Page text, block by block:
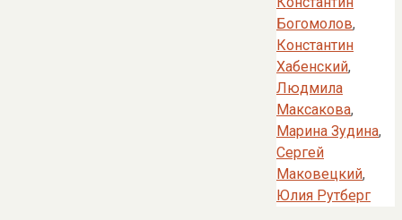
Богомолов,
Константин
Хабенский,
Людмила
Максакова,
Марина Зудина,
Сергей
Маковецкий,
Юлия Рутберг